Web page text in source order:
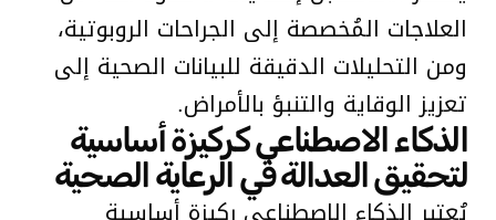
العلاجات المُخصصة إلى الجراحات الروبوتية،
ومن التحليلات الدقيقة للبيانات الصحية إلى
تعزيز الوقاية والتنبؤ بالأمراض.
الذكاء الاصطناعي كركيزة أساسية
لتحقيق العدالة في الرعاية الصحية